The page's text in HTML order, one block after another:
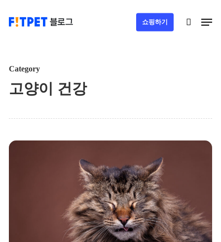
쇼핑하기 search
Category
고양이 건강